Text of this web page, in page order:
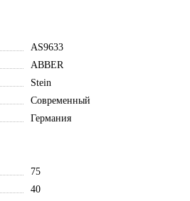
AS9633
ABBER
Stein
Современный
Германия
75
40